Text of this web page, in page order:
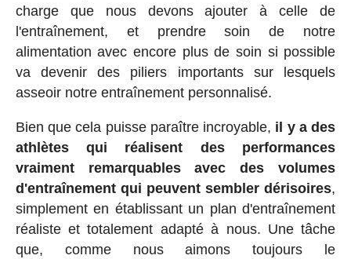
charge que nous devons ajouter à celle de
l'entraînement, et prendre soin de notre
alimentation avec encore plus de soin si possible
va devenir des piliers importants sur lesquels
asseoir notre entraînement personnalisé.
Bien que cela puisse paraître incroyable, il y a des
athlètes qui réalisent des performances
vraiment remarquables avec des volumes
d'entraînement qui peuvent sembler dérisoires,
simplement en établissant un plan d'entraînement
réaliste et totalement adapté à nous. Une tâche
que, comme nous aimons toujours le